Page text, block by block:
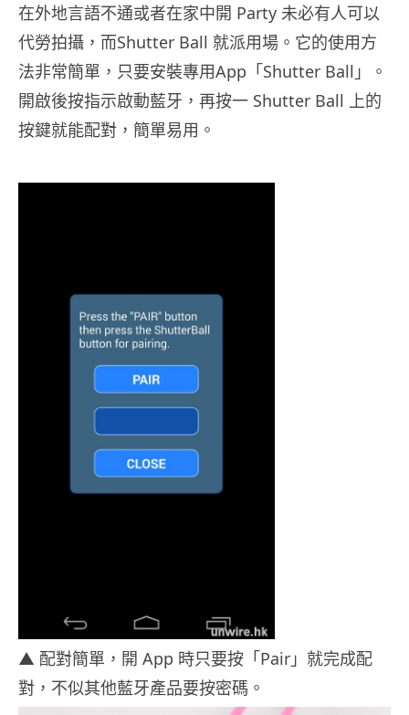
在外地言語不通或者在家中開 Party 未必有人可以
代勞拍攝，而Shutter Ball 就派用場。它的使用方
法非常簡單，只要安裝專用App「Shutter Ball」。
開啟後按指示啟動藍牙，再按一 Shutter Ball 上的
按鍵就能配對，簡單易用。
▲ 配對簡單，開 App 時只要按「Pair」就完成配
對，不似其他藍牙產品要按密碼。